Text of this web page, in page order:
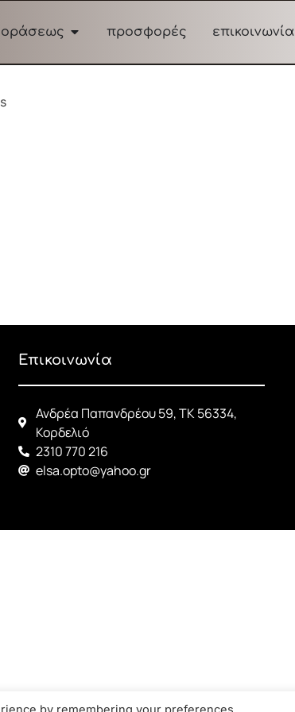
οράσεως προσφορές επικοινωνία
Επικοινωνία
Ανδρέα Παπανδρέου 59, ΤΚ 56334,
Κορδελιό
2310 770 216
elsa.opto@yahoo.gr